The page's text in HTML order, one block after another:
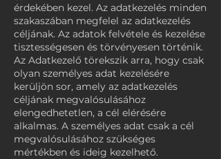
érdekében kezel. Az adatkezelés minden
szakaszában megfelel az adatkezelés
céljának. Az adatok felvétele és kezelése
tisztességesen és törvényesen történik.
Az Adatkezelő törekszik arra, hogy csak
olyan személyes adat kezelésére
kerüljön sor, amely az adatkezelés
céljának megvalósulásához
elengedhetetlen, a cél elérésére
alkalmas. A személyes adat csak a cél
megvalósulásához szükséges
mértékben és ideig kezelhető.